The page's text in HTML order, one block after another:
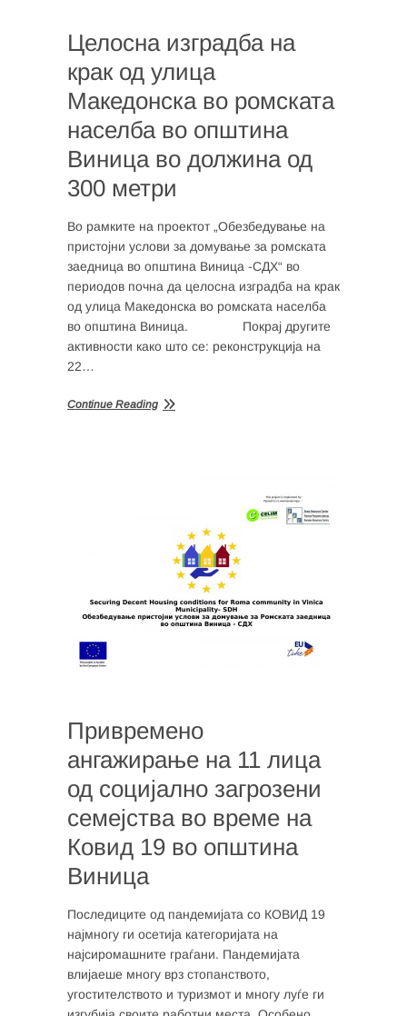
Целосна изградба на
крак од улица
Македонска во ромската
населба во општина
Виница во должина од
300 метри
Во рамките на проектот „Обезбедување на
пристојни услови за домување за ромската
заедница во општина Виница -СДХ“ во
периодов почна да целосна изградба на крак
од улица Македонска во ромската населба
во општина Виница. Покрај другите
активности како што се: реконструкција на
22…
Continue Reading
Привремено
ангажирање на 11 лица
од социјално загрозени
семејства во време на
Ковид 19 во општина
Виница
Последиците од пандемијата со КОВИД 19
најмногу ги осетија категоријата на
најсиромашните граѓани. Пандемијата
влијаеше многу врз стопанството,
угостителството и туризмот и многу луѓе ги